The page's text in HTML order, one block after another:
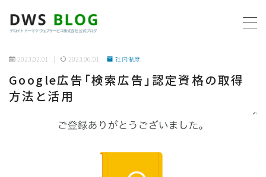
ホーム
2023.02.01 2023.06.01 社内制度
Google広告「検索広告」認定資格の取得
方法と活用